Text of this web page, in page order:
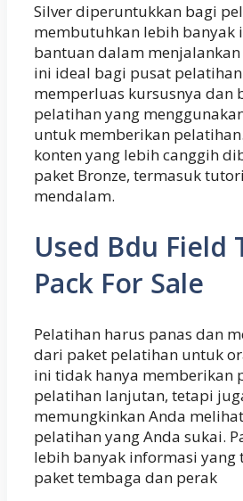
Silver diperuntukkan bagi
membutuhkan lebih banyak
bantuan dalam
ini ideal bagi pusat
memperluas kursusnya dan
pelatihan yang
untuk memberikan
konten yang lebih canggih
paket Bronze, termasuk
mendalam.
Used Bdu Field
Pack For Sale
Pelatihan harus panas dan
dari paket pelatihan untuk
ini tidak hanya memberikan
pelatihan lanjutan, tetapi
memungkinkan Anda
pelatihan yang Anda sukai.
lebih banyak informasi yang
paket tembaga dan perak